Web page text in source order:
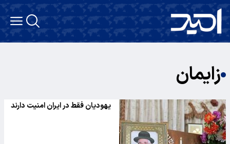
زایمان
یهودیان فقط در ایران امنیت دارند